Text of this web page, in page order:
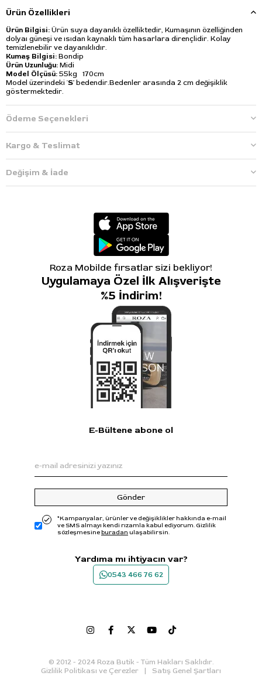
Ürün Özellikleri
Ürün Bilgisi: Ürün suya dayanıklı özelliktedir, Kumaşının özelliğinden
dolyaı güneşi ve ısıdan kaynaklı tüm hasarlara dirençlidir. Kolay
temizlenebilir ve dayanıklıdır.
Kumaş Bilgisi: Bondip
Ürün Uzunluğu: Midi
Model Ölçüsü: 55kg 170cm
Model üzerindeki 'S' bedendir.Bedenler arasında 2 cm değişiklik
göstermektedir.
Ödeme Seçenekleri
Kargo & Teslimat
Değişim & İade
Roza Mobilde fırsatlar sizi bekliyor!
Uygulamaya Özel İlk Alışverişte
%5 İndirim!
E-Bültene abone ol
Gönder
*Kampanyalar, ürünler ve değişiklikler hakkında e-mail
ve SMS almayı kendi rızamla kabul ediyorum. Gizlilik
sözleşmesineburadan ulaşabilirsin.
Yardıma mı ihtiyacın var?
0543 466 76 62
© 2012 - 2024 Roza Butik - Tüm Hakları Saklıdır.
Gizlilik Politikası ve Çerezler
Satış Genel Şartları